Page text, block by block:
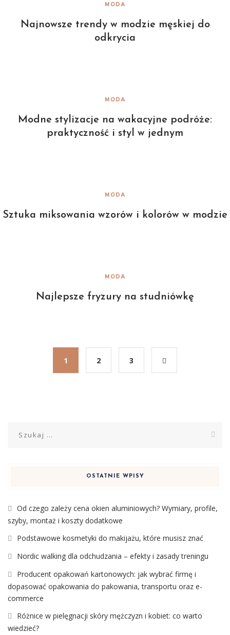
MODA
Najnowsze trendy w modzie męskiej do
odkrycia
MODA
Modne stylizacje na wakacyjne podróże:
praktyczność i styl w jednym
MODA
Sztuka miksowania wzorów i kolorów w modzie
MODA
Najlepsze fryzury na studniówkę
1 2 3
OSTATNIE WPISY
Od czego zależy cena okien aluminiowych? Wymiary, profile,
szyby, montaż i koszty dodatkowe
Podstawowe kosmetyki do makijażu, które musisz znać
Nordic walking dla odchudzania – efekty i zasady treningu
Producent opakowań kartonowych: jak wybrać firmę i
dopasować opakowania do pakowania, transportu oraz e-
commerce
Różnice w pielęgnacji skóry mężczyzn i kobiet: co warto
wiedzieć?